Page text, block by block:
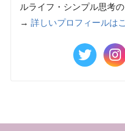
ルライフ・シンプル思考
→ 詳しいプロフィールは